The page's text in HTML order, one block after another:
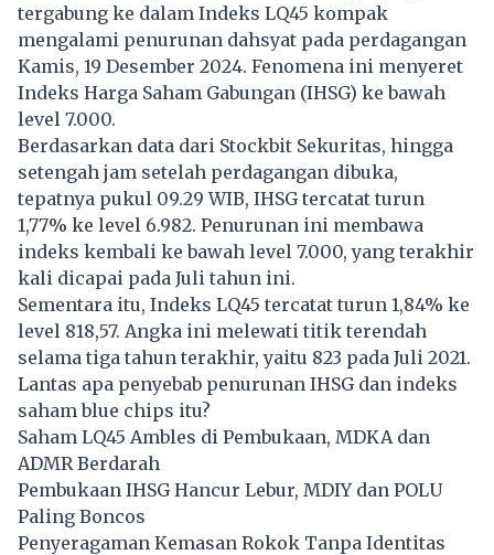
tergabung ke dalam Indeks LQ45 kompak
mengalami penurunan dahsyat pada perdagangan
Kamis, 19 Desember 2024. Fenomena ini menyeret
Indeks Harga Saham Gabungan (IHSG) ke bawah
level 7.000.
Berdasarkan data dari Stockbit Sekuritas, hingga
setengah jam setelah perdagangan dibuka,
tepatnya pukul 09.29 WIB, IHSG tercatat turun
1,77% ke level 6.982. Penurunan ini membawa
indeks kembali ke bawah level 7.000, yang terakhir
kali dicapai pada Juli tahun ini.
Sementara itu, Indeks LQ45 tercatat turun 1,84% ke
level 818,57. Angka ini melewati titik terendah
selama tiga tahun terakhir, yaitu 823 pada Juli 2021.
Lantas apa penyebab penurunan IHSG dan indeks
saham blue chips itu?
Saham LQ45 Ambles di Pembukaan, MDKA dan
ADMR Berdarah
Pembukaan IHSG Hancur Lebur, MDIY dan POLU
Paling Boncos
Penyeragaman Kemasan Rokok Tanpa Identitas